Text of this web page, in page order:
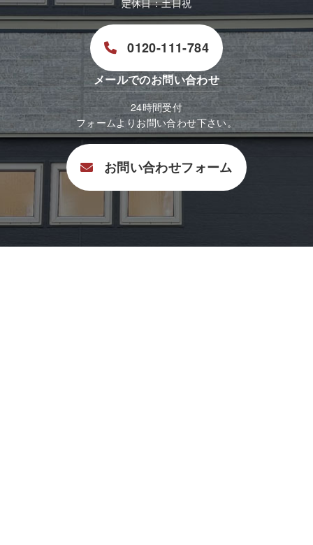
0120-111-784
メールでのお問い合わせ
24時間受付
フォームよりお問い合わせ下さい。
お問い合わせフォーム